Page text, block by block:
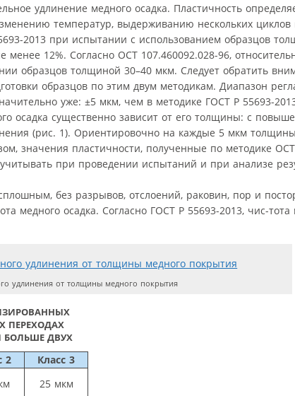
удлинение медного осадка. Пластичность
температур, выдерживанию нескольких циклов
2013 при испытании с использованием образцов
менее 12%. Согласно ОСТ 107.460092.028-96,
образцов толщиной 30–40 мкм. Следует обратить
образцов по этим двум методикам. Диапазон
уже: ±5 мкм, чем в методике ГОСТ Р 55693-
осадка существенно зависит от его толщины: с
(рис. 1). Ориентировочно на каждые 5 мкм
значения пластичности, полученные по методике
при проведении испытаний и при анализе
без разрывов, отслоений, раковин, пор и
медного осадка. Согласно ГОСТ Р 55693-2013, чис-
удлинения от толщины медного покрытия
ПЕРЕХОДАХ
ДВУХ
2
Класс 3
25 мкм